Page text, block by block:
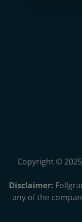
Copyright ©
Disclaimer:
any of the